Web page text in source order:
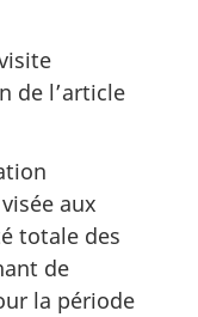
de l’article
aux
totale des
de
la période